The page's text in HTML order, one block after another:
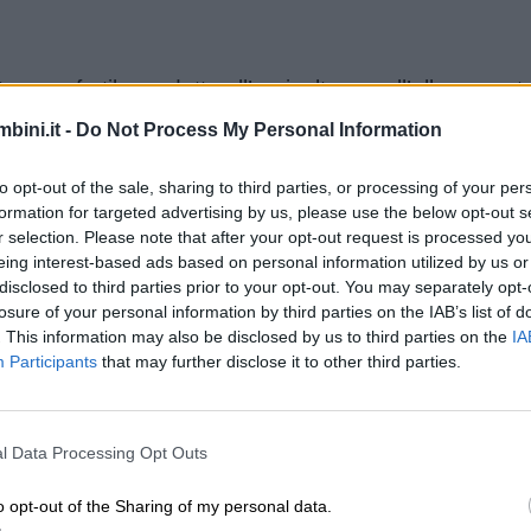
- Do Not Process My Personal Information
opt-out of the sale, sharing to third parties, or processing of your
for targeted advertising by us, please use the below opt-out
selection. Please note that after your opt-out request is processed
interest-based ads based on personal information utilized by us
to third parties prior to your opt-out. You may separately
of your personal information by third parties on the IAB’s list of
This information may also be disclosed by us to third parties on the
Participants that may further disclose it to other third parties.
Data Processing Opt Outs
opt-out of the Sharing of my personal data.
fertile e adatto all’agricoltura e
sviluppato. L’agricoltura e l’allevamento
Le coltivazioni principali sono quelle dei
che degli alberi da frutto. Sono presenti
Nelle fasce costiere sono praticate la
) è ben sviluppata: in Veneto troviamo
presenti alcuni grandi gruppi industriali del
) è molto sviluppato, specialmente nelle aree
che ospitano milioni di turisti nel periodo
a Venezia, Padova e Verona.